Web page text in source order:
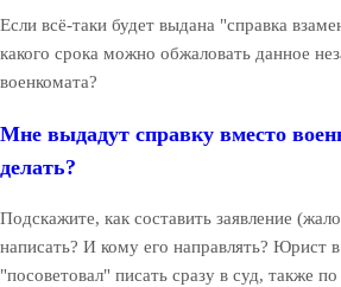
Если всё-таки будет выдана "справка
какого срока можно обжаловать данное
военкомата?
Мне выдадут справку вместо
делать?
Подскажите, как составить заявление
написать? И кому его направлять? Юрист
"посоветовал" писать сразу в суд, также